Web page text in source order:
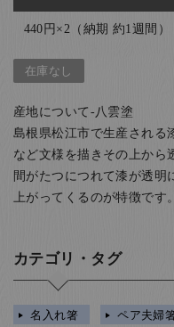
440円×2（納期 約1週間）
在庫なし
産地について-八雲塗
島根県松江市で生産される
など文様を描きその上から
間がたつにつれて漆が透明
上がってくるのが特徴です。
カテゴリ・タグ
名入れ箸 ペア夫婦